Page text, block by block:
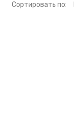
Cортировать по: